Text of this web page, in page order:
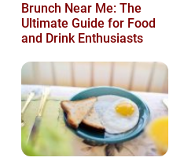
Brunch Near Me: The
Ultimate Guide for Food
and Drink Enthusiasts